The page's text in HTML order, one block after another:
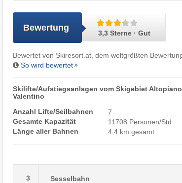
Bewertung
3,3 Sterne · Gut
Bewertet von Skiresort.at, dem weltgrößten
So wird bewertet
Skilifte/Aufstiegsanlagen vom Skigebiet
Valentino
Anzahl Lifte/Seilbahnen
7
Gesamte Kapazität
11708 Personen/Std.
Länge aller Bahnen
4,4 km gesamt
3 Sesselbahn